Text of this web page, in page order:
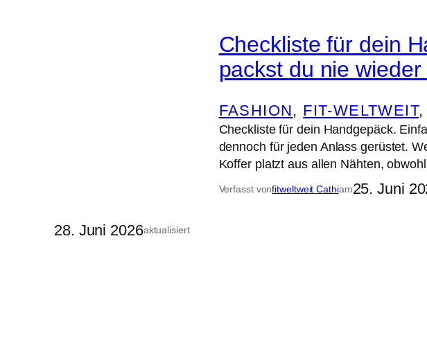
28. Juni 2026aktualisiert
Checkliste für dein
packst du nie
FASHION, FIT-WELTWEIT,
Checkliste für dein Handgepäck.
dennoch für jeden Anlass gerüstet.
Koffer platzt aus allen Nähten,
Verfasst vonfitweltweit Cathiam25. Juni